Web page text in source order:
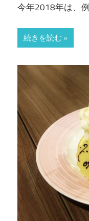
今年2018年は、
続きを読む